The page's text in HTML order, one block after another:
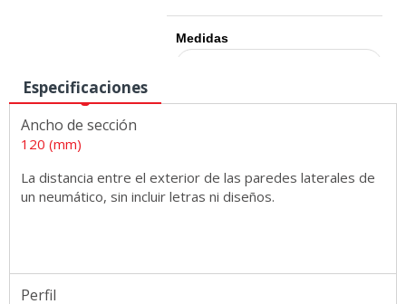
Medidas
Especificaciones
Ancho de sección
120 (mm)
La distancia entre el exterior de las paredes laterales de
un neumático, sin incluir letras ni diseños.
Perfil